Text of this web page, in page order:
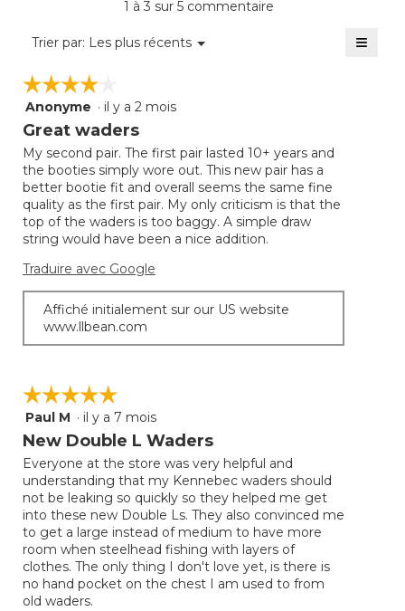
1 à 3 sur 5 commentaire
Trier par: Les plus récents ▼
Menu ≡
☆☆☆☆☆
☆☆☆☆☆
4
étoile(s)
5.
Anonyme · il y a 2 mois
Great waders
My second pair. The first pair lasted 10+ years and
the booties simply wore out. This new pair has a
better bootie fit and overall seems the same fine
quality as the first pair. My only criticism is that the
top of the waders is too baggy. A simple draw
string would have been a nice addition.
Traduire avec Google
Affiché initialement sur our US website
www.llbean.com
☆☆☆☆☆
☆☆☆☆☆
5
étoile(s)
5.
Paul M · il y a 7 mois
New Double L Waders
Everyone at the store was very helpful and
understanding that my Kennebec waders should
not be leaking so quickly so they helped me get
into these new Double Ls. They also convinced me
to get a large instead of medium to have more
room when steelhead fishing with layers of
clothes. The only thing I don't love yet, is there is
no hand pocket on the chest I am used to from
old waders.